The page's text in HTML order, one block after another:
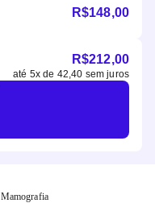
R$148,00
R$212,00
até 5x de 42,40 sem juros
Mamografia